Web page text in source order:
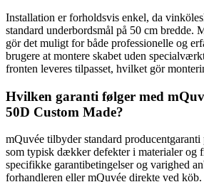
Installation er forholdsvis enkel, da
standard underbordsmål på 50 cm bredde.
gör det muligt for både professionelle og
brugere at montere skabet uden
fronten leveres tilpasset, hvilket gör
Hvilken garanti følger med
50D Custom Made?
mQuvée tilbyder standard producentgaranti
som typisk dækker defekter i materialer og
specifikke garantibetingelser og varighed
forhandleren eller mQuvée direkte ved köb.